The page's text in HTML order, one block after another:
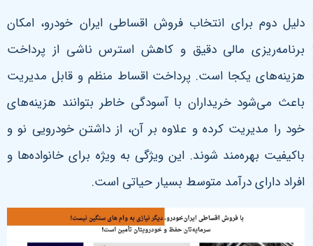
دلیل دوم برای انتخاب فروش اقساطی ایران خودرو، امکان
برنامه‌ریزی مالی دقیق و کاهش استرس ناشی از پرداخت
هزینه‌های یکجا است. پرداخت اقساط منظم و قابل مدیریت
باعث می‌شود خریداران با آسودگی خاطر بتوانند هزینه‌های
خود را مدیریت کرده و علاوه بر آن، از داشتن خودرویی نو و
باکیفیت بهره‌مند شوند. این ویژگی به ویژه برای خانواده‌ها و
افراد دارای درآمد متوسط بسیار حیاتی است.